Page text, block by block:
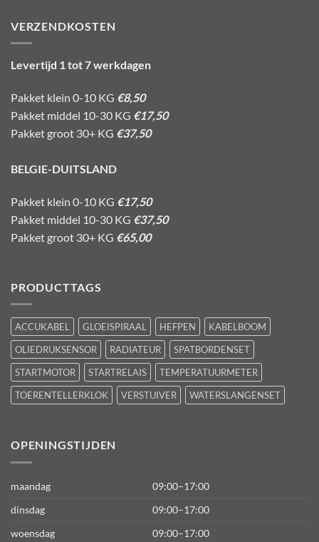
VERZENDKOSTEN
Levertijd 1 tot 7 werkdagen
Pakket klein 0-10 KG €8,50
Pakket middel 10-30 KG €17,50
Pakket groot 30+ KG €37,50
BELGIE-DUITSLAND
Pakket klein 0-10 KG €17,50
Pakket middel 10-30 KG €37,50
Pakket groot 30+ KG €65,00
PRODUCTTAGS
ACCUKABEL GLOEISPIRAAL HEFPEN
KABELBOOM
OLIEDRUKSENSOR
RADIATEUR
SPATBORDENSET
STARTMOTOR
STARTRELAIS
TEMPERATUURMETER
TOERENTELLERKLOK
VERSTUIVER WATERSLANGENSET
OPENINGSTIJDEN
maandag
09:00–17:00
dinsdag
09:00–17:00
woensdag
09:00–17:00